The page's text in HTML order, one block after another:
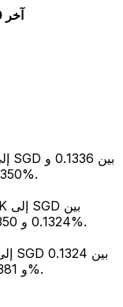
آخر 90 يوماً
0.1350. كان المتوسط 0.1344 مع تقلبات 0.36%.
0.1324 و 0.1350. كان المتوسط 0.1336 مع تقلبات 0.31%.
و 0.1381. كان المتوسط 0.1350 مع تقلبات 0.32%.